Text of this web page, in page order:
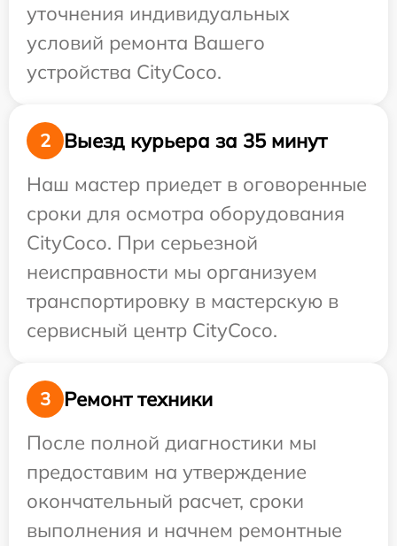
уточнения индивидуальных
условий ремонта Вашего
устройства CityCoco.
2
Выезд курьера за 35 минут
Наш мастер приедет в оговоренные
сроки для осмотра оборудования
CityCoco. При серьезной
неисправности мы организуем
транспортировку в мастерскую в
сервисный центр CityCoco.
3
Ремонт техники
После полной диагностики мы
предоставим на утверждение
окончательный расчет, сроки
выполнения и начнем ремонтные